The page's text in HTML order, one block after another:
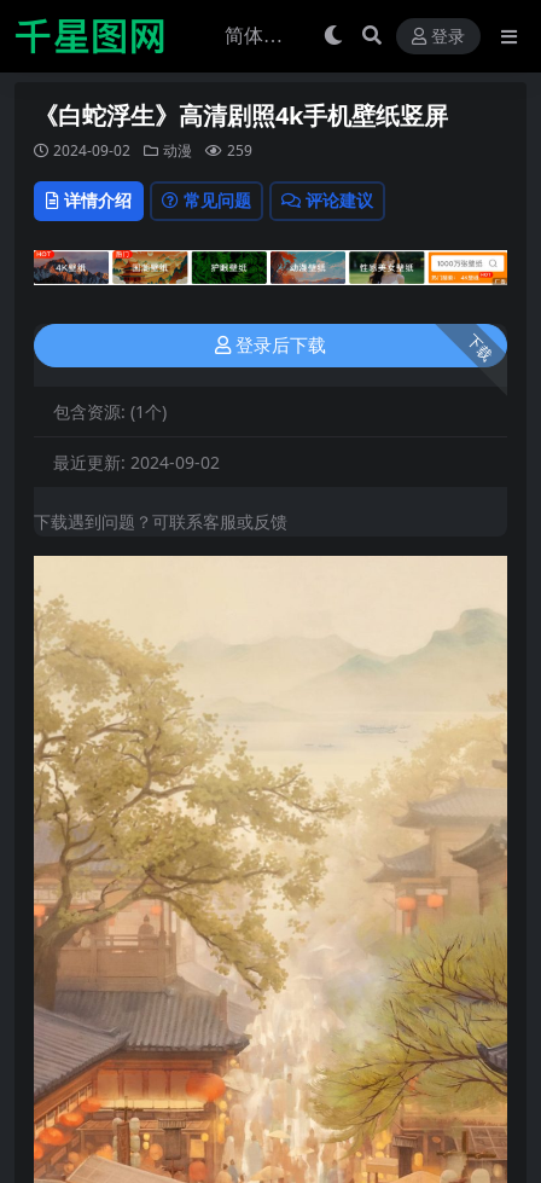
登录
《白蛇浮生》高清剧照4k手机壁纸竖屏
2024-09-02 动漫 259
详情介绍 常见问题 评论建议
下载
登录后下载
包含资源: (1个)
最近更新: 2024-09-02
下载遇到问题？可联系客服或反馈